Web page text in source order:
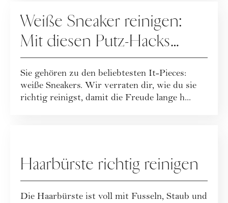
Weiße Sneaker reinigen:
Mit diesen Putz-Hacks
gelingt's easy
Sie gehören zu den beliebtesten It-Pieces:
weiße Sneakers. Wir verraten dir, wie du sie
richtig reinigst, damit die Freude lange h...
Haarbürste richtig reinigen
Die Haarbürste ist voll mit Fusseln, Staub und